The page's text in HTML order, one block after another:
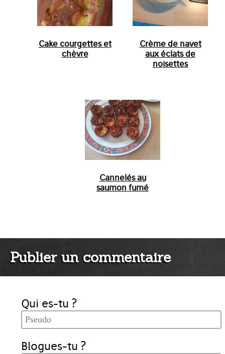
Cake courgettes et
chèvre
Crème de navet
aux éclats de
noisettes
Cannelés au
saumon fumé
Publier un commentaire
Qui es-tu ?
Blogues-tu ?